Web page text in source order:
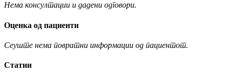
Нема консултации и дадени одговори.
Оценка од пациенти
Сеуште нема повратни информации од пациентот.
Статии